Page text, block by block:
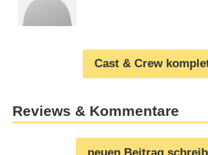
Cast & Crew
Reviews & Kommentare